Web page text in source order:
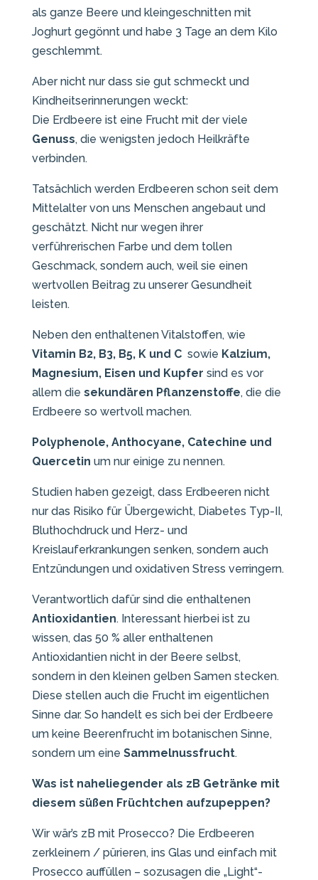
als ganze Beere und kleingeschnitten mit
Joghurt gegönnt und habe 3 Tage an dem Kilo
geschlemmt.
Aber nicht nur dass sie gut schmeckt und
Kindheitserinnerungen weckt:
Die Erdbeere ist eine Frucht mit der viele
Genuss, die wenigsten jedoch Heilkräfte
verbinden.
Tatsächlich werden Erdbeeren schon seit dem
Mittelalter von uns Menschen angebaut und
geschätzt. Nicht nur wegen ihrer
verführerischen Farbe und dem tollen
Geschmack, sondern auch, weil sie einen
wertvollen Beitrag zu unsererGesundheit
leisten.
Neben den enthaltenen Vitalstoffen, wie
Vitamin B2, B3, B5, K und Csowie Kalzium,
Magnesium, Eisen und Kupfer sind es vor
allem die sekundären Pflanzenstoffe, die die
Erdbeere so wertvoll machen.
Polyphenole, Anthocyane, Catechine und
Quercetin um nur einige zu nennen.
Studien haben gezeigt, dass Erdbeeren nicht
nur das Risiko für Übergewicht, Diabetes Typ-II,
Bluthochdruck und Herz- und
Kreislauferkrankungen senken, sondern auch
Entzündungenund oxidativen Stress verringern.
Verantwortlich dafür sind die enthaltenen
Antioxidantien. Interessant hierbei ist zu
wissen, das 50 % aller enthaltenen
Antioxidantien nicht in der Beere selbst,
sondern in den kleinen gelben Samenstecken.
Diese stellen auch die Frucht im eigentlichen
Sinne dar. So handelt es sich bei der Erdbeere
um keine Beerenfrucht im botanischen Sinne,
sondern um eine Sammelnussfrucht.
Was ist naheliegender als zB Getränke mit
diesem süßen Früchtchen aufzupeppen?
Wir wär’s zB mit Prosecco? Die Erdbeeren
zerkleinern / pürieren, ins Glas und einfach mit
Prosecco auffüllen – sozusagen die „Light“-